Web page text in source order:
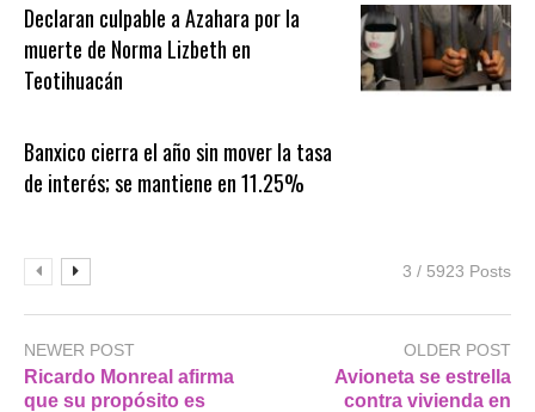
Declaran culpable a Azahara por la
muerte de Norma Lizbeth en
Teotihuacán
Banxico cierra el año sin mover la tasa
de interés; se mantiene en 11.25%
3 / 5923 Posts
NEWER POST
Ricardo Monreal afirma
que su propósito es
OLDER POST
Avioneta se estrella
contra vivienda en